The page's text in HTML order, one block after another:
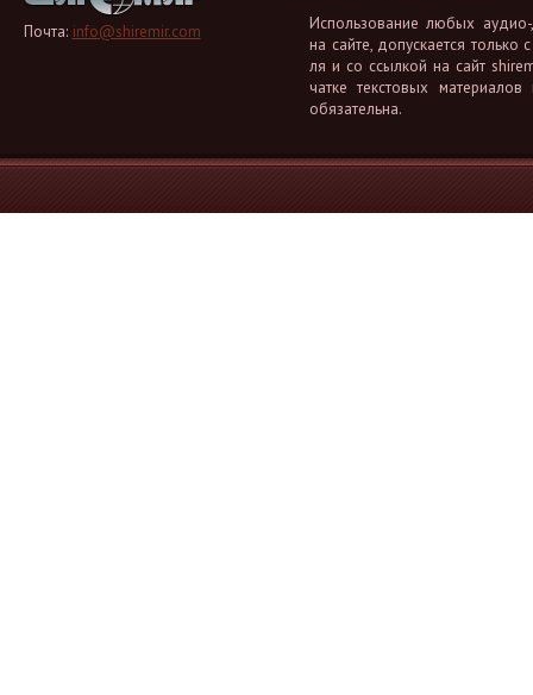
Почта: info@shiremir.com
Ис­поль­зо­ва­ние любых
на сайте, до­пус­ка­ет­ся
ля и со ссыл­кой на сайт
чат­ке тек­сто­вых
обя­за­тель­на.